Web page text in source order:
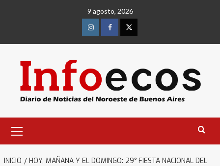
9 agosto, 2026
InstagramFacebookTwitter
primario
INICIO
HOY, MAÑANA Y EL DOMINGO: 29° FIESTA NACIONAL DEL